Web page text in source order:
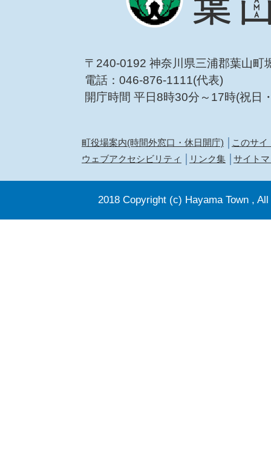
〒240-0192 神奈川県三浦郡葉山町
電話：046-876-1111(代表)
開庁時間 平日8時30分～17時(祝日
町役場案内(時間外窓口・休日開庁)
このサイ
ウェブアクセシビリティ
リンク集 サイト
2018 Copyright (c) Hayama Town ,